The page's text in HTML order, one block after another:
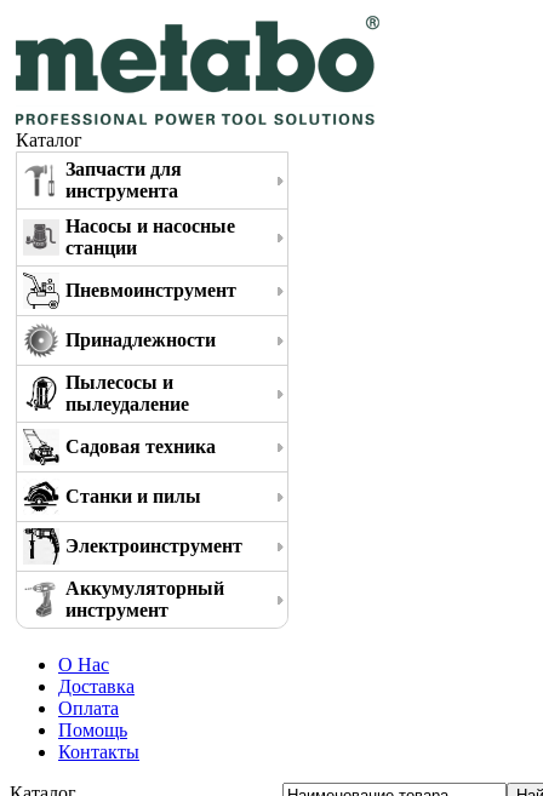
Каталог
Запчасти для
инструмента
Насосы и насосные
станции
Пневмоинструмент
Принадлежности
Пылесосы и
пылеудаление
Садовая техника
Станки и пилы
Электроинструмент
Аккумуляторный
инструмент
О Нас
Доставка
Оплата
Помощь
Контакты